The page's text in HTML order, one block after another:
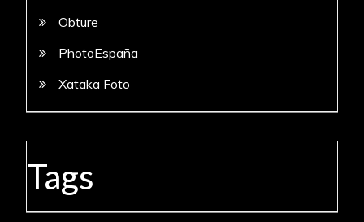
Obture
PhotoEspaña
Xataka Foto
Tags